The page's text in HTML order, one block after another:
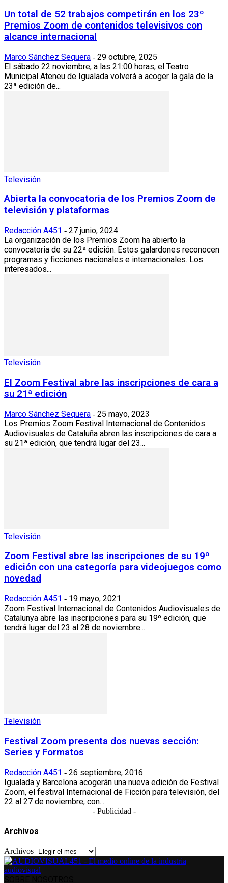
Un total de 52 trabajos competirán en los 23º
Premios Zoom de contenidos televisivos con
alcance internacional
Marco Sánchez Sequera - 29 octubre, 2025
El sábado 22 noviembre, a las 21:00 horas, el Teatro
Municipal Ateneu de Igualada volverá a acoger la gala de la
23ª edición de...
Televisión
Abierta la convocatoria de los Premios Zoom de
televisión y plataformas
Redacción A451 - 27 junio, 2024
La organización de los Premios Zoom ha abierto la
convocatoria de su 22ª edición. Estos galardones reconocen
programas y ficciones nacionales e internacionales. Los
interesados...
Televisión
El Zoom Festival abre las inscripciones de cara a
su 21ª edición
Marco Sánchez Sequera - 25 mayo, 2023
Los Premios Zoom Festival Internacional de Contenidos
Audiovisuales de Cataluña abren las inscripciones de cara a
su 21ª edición, que tendrá lugar del 23...
Televisión
Zoom Festival abre las inscripciones de su 19º
edición con una categoría para videojuegos como
novedad
Redacción A451 - 19 mayo, 2021
Zoom Festival Internacional de Contenidos Audiovisuales de
Catalunya abre las inscripciones para su 19º edición, que
tendrá lugar del 23 al 28 de noviembre...
Televisión
Festival Zoom presenta dos nuevas sección:
Series y Formatos
Redacción A451 - 26 septiembre, 2016
Igualada y Barcelona acogerán una nueva edición de Festival
Zoom, el festival Internacional de Ficción para televisión, del
22 al 27 de noviembre, con...
- Publicidad -
Archivos
Archivos